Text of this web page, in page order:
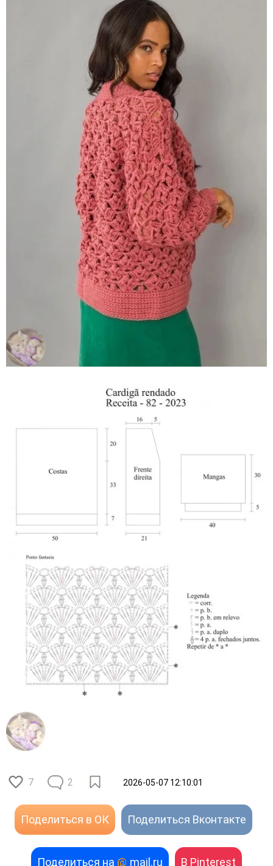
7 2 2026-05-07 12:10:01
Поделиться в ОК Поделиться Вконтакте
Поделиться на @ mail.ru В Pinterest